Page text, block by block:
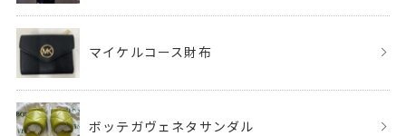
マイケルコース財布
ボッテガヴェネタサンダル